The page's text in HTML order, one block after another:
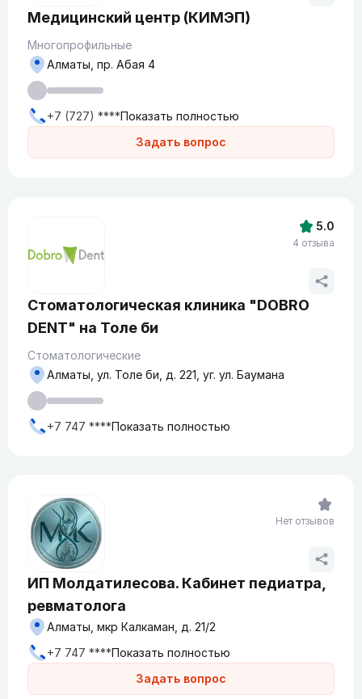
Медицинский центр (КИМЭП)
Многопрофильные
Задать вопрос
Алматы, пр. Абая 4
+7 (727) ****Показать полностью
Стоматологическая клиника "DOBRO
DENT" на Толе би
Стоматологические
Алматы, ул. Толе би, д. 221, уг. ул. Баумана
+7 747 ****Показать полностью
5.0
4 отзыва
ИП Молдатилесова. Кабинет педиатра,
ревматолога
Задать вопрос
Алматы, мкр Калкаман, д. 21/2
+7 747 ****Показать полностью
Нет отзывов